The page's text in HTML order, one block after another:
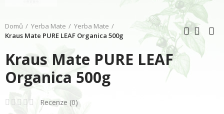
Domů Yerba Mate
Yerba Mate
Kraus Mate PURE LEAF Organica 500g
Kraus Mate PURE LEAF
Organica 500g
Recenze (0)